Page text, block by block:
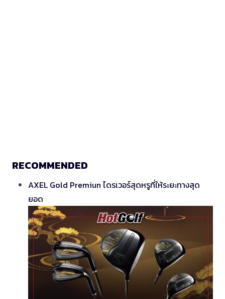
RECOMMENDED
AXEL Gold Premiun ไดรเวอร์สุดหรูที่ให้ระยะทางสุด
ยอด